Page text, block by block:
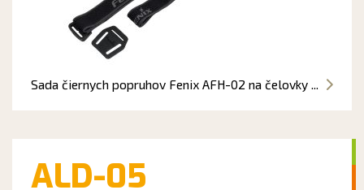
Sada čiernych popruhov Fenix AFH-02 na čelovky ...
ALD-05